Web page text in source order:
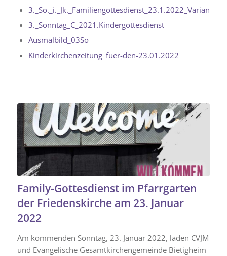
3._Sonntag_C_2021.Kindergottesdienst
Ausmalbild_03So
Kinderkirchenzeitung_fuer-den-23.01.2022
Family-Gottesdienst im Pfarrgarten
der Friedenskirche am 23. Januar
2022
Am kommenden Sonntag, 23. Januar 2022, laden CVJM
und Evangelische Gesamtkirchengemeinde Bietigheim